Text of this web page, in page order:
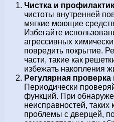
Чистка и
чистоты внутренней
мягкие моющие
Избегайте
агрессивных
повредить покрытие.
части, такие как
избежать накопления
Регулярная
Периодически
функций. При
неисправностей, таких
проблемы с дверцей,